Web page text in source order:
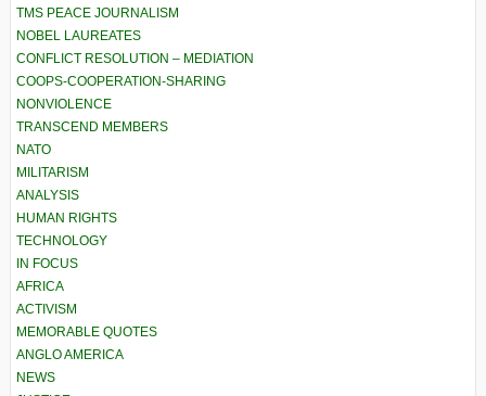
TMS PEACE JOURNALISM
NOBEL LAUREATES
CONFLICT RESOLUTION – MEDIATION
COOPS-COOPERATION-SHARING
NONVIOLENCE
TRANSCEND MEMBERS
NATO
MILITARISM
ANALYSIS
HUMAN RIGHTS
TECHNOLOGY
IN FOCUS
AFRICA
ACTIVISM
MEMORABLE QUOTES
ANGLO AMERICA
NEWS